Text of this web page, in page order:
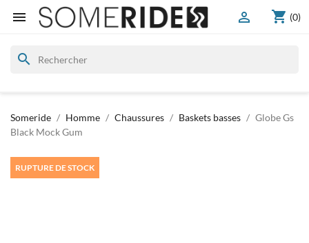
 shopping_cart (0)

search
Someride Homme Chaussures Baskets basses
Globe Gs
Black Mock Gum
RUPTURE DE STOCK